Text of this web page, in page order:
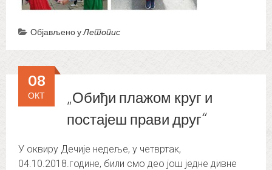
Објављено уЛетопис
„Обиђи плажом круг и
постајеш прави друг“
08
ОКТ
У оквиру Дечије недеље, у четвртак,
04.10.2018.године, били смо део још једне дивне